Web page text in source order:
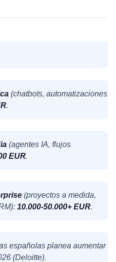
(chatbots, automatizaciones
.
(agentes IA, flujos
EUR.
(proyectos a medida,
10.000-50.000+ EUR.
españolas planea aumentar
(Deloitte).